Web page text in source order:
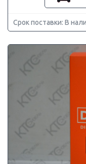
Срок поставки: В